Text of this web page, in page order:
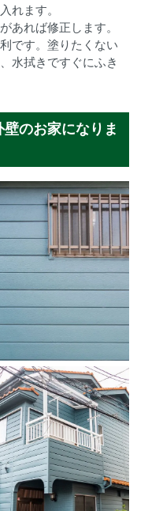
れます。
あれば修正します。
です。塗りたくない
水拭きですぐにふき
のお家になりま